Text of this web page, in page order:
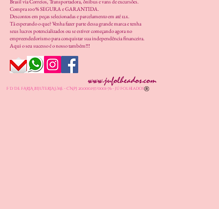
Brasil via Correios, Transportadora, ônibus e vans de excursões.
Compra 100% SEGURA e GARANTIDA.
Descontos em peças selecionadas e parcelamento em até 12x.
Tá esperando o que? Venha fazer parte dessa grande marca e tenha
seus lucros potencializados ou se estiver começando agora no
empreendedorismo para conquistar sua independência financeira.
Aqui o seu sucesso é o nosso também!!!
www.jufolheados.com
F D DE FARIA BIJUTERIAS ME - CNPJ 20.000.197/0001-76 - Jú Folheados